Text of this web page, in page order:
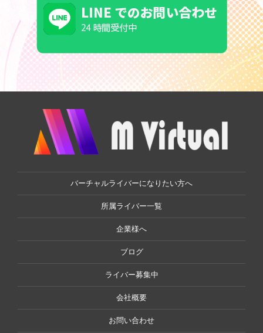
バーチャルライバーになりたい方へ
所属ライバー一覧
企業様へ
ブログ
ライバー募集中
会社概要
お問い合わせ